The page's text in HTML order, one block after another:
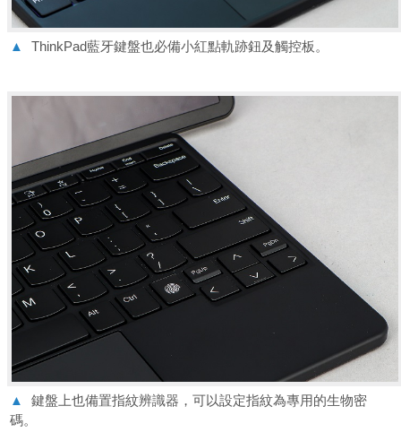
▲ ThinkPad藍牙鍵盤也必備小紅點軌跡鈕及觸控板。
▲
鍵盤上也備置指紋辨識器，可以設定指紋為專用的生物密
碼。